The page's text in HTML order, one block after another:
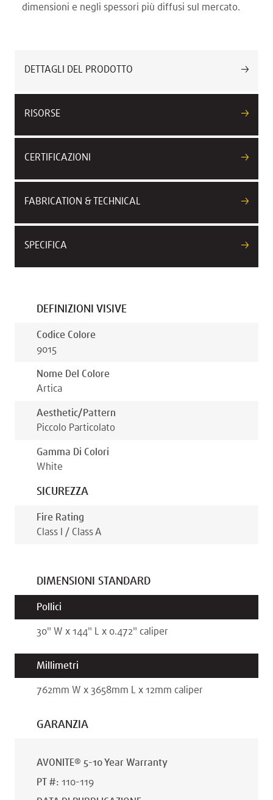
dimensioni e negli spessori più diffusi sul mercato.
DETTAGLI DEL PRODOTTO
RISORSE
CERTIFICAZIONI
FABRICATION & TECHNICAL
SPECIFICA
DEFINIZIONI VISIVE
Codice Colore
9015
Nome Del Colore
Artica
Aesthetic/pattern
Piccolo Particolato
Gamma Di Colori
White
SICUREZZA
Fire Rating
Class I / Class A
DIMENSIONI STANDARD
Pollici
30" W x 144" L x 0.472" caliper
Millimetri
762mm W x 3658mm L x 12mm caliper
GARANZIA
AVONITE® 5-10 Year Warranty
PT #: 110-119